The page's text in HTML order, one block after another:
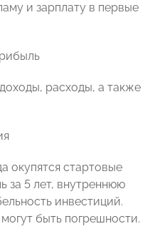
и зарплату в первые
расходы, а также
окупятся стартовые
за 5 лет, внутреннюю
инвестиций.
быть погрешности.